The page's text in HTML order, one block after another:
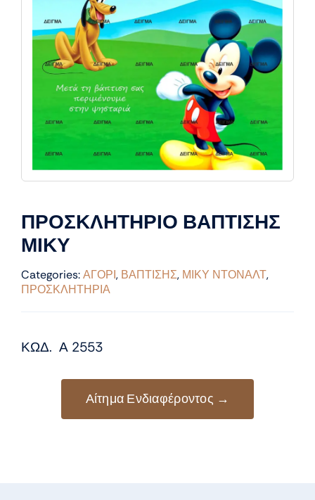
ΠΡΟΣΚΛΗΤΗΡΙΟ ΒΑΠΤΙΣΗΣ
ΜΙΚΥ
Categories:ΑΓΟΡΙ, ΒΑΠΤΙΣΗΣ, ΜΙΚΥ ΝΤΟΝΑΛΤ,
ΠΡΟΣΚΛΗΤΗΡΙΑ
ΚΩΔ. Α 2553
Αίτημα Ενδιαφέροντος →